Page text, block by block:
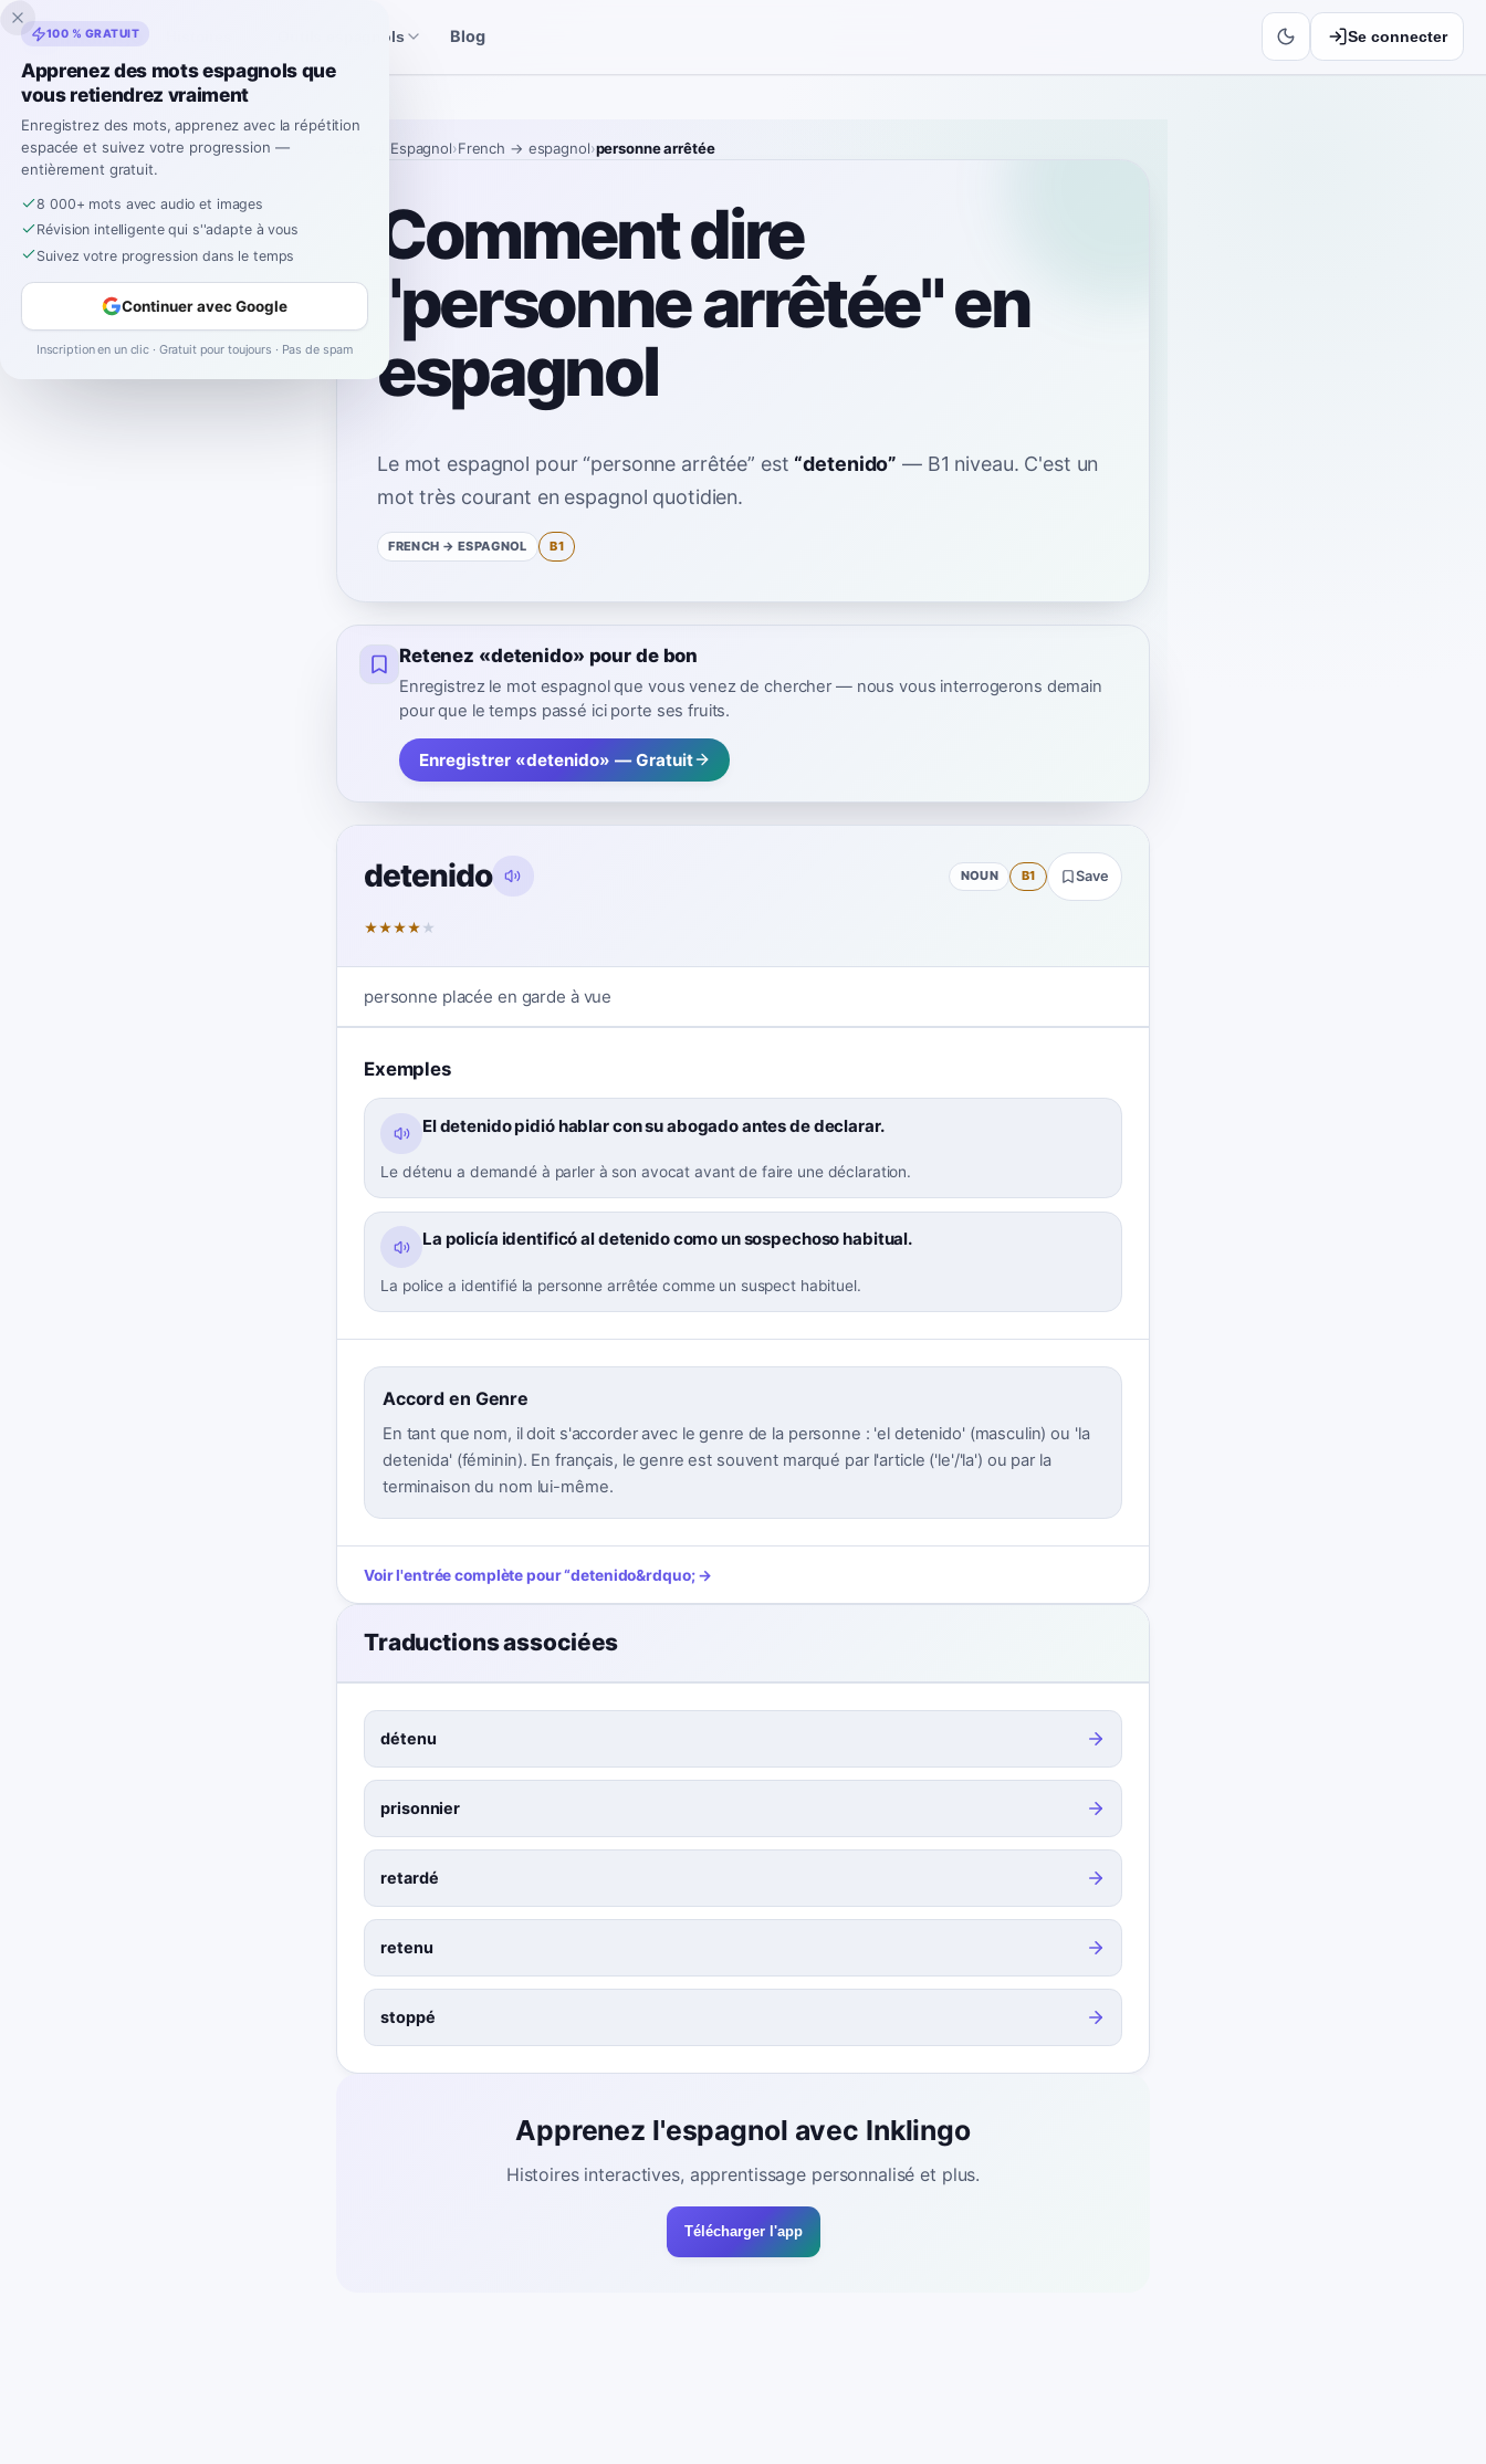
Inklingo Outils espagnols Blog Se connecter
Espagnol›French → espagnol›personne arrêtée
Comment dire
"personne arrêtée" en
espagnol
Le mot espagnol pour“personne arrêtée” est “detenido” — B1 niveau. C'est un
mot très courant en espagnol quotidien.
FRENCH → ESPAGNOL B1
Retenez «detenido» pour de bon
Enregistrez le mot espagnol que vous venez de chercher — nous vous interrogerons demain
pour que le temps passé ici porte ses fruits.
Enregistrer «detenido» — Gratuit
detenido NOUN B1 Save
★★★★ ★
personne placée en garde à vue
Exemples
El detenido pidió hablar con su abogado antes de declarar.
Le détenu a demandé à parler à son avocat avant de faire une déclaration.
La policía identificó al detenido como un sospechoso habitual.
La police a identifié la personne arrêtée comme un suspect habituel.
Accord en Genre
En tant que nom, il doit s'accorder avec le genre de la personne : 'el detenido' (masculin) ou 'la
detenida' (féminin). En français, le genre est souvent marqué par l'article ('le'/'la') ou par la
terminaison du nom lui-même.
Voir l'entrée complète pour“detenido&rdquo; →
Traductions associées
détenu
prisonnier
retardé
retenu
stoppé
Apprenez l'espagnol avec Inklingo
Histoires interactives, apprentissage personnalisé et plus.
Télécharger l'app
100 % GRATUIT
Apprenez des mots espagnols que
vous retiendrez vraiment
Enregistrez des mots, apprenez avec la répétition
espacée et suivez votre progression —
entièrement gratuit.
8 000+ mots avec audio et images
Révision intelligente qui s''adapte à vous
Suivez votre progression dans le temps
Continuer avec Google
Inscription en un clic · Gratuit pour toujours · Pas de spam